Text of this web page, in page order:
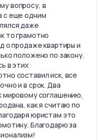
вопросу, в
с еще одним
даже
то грамотно
о продаже квартиры и
положено по закону.
в этих
составил иск, все
и в срок. Два
мировому соглашению,
как я считаю по
юристам это
Благодарю за